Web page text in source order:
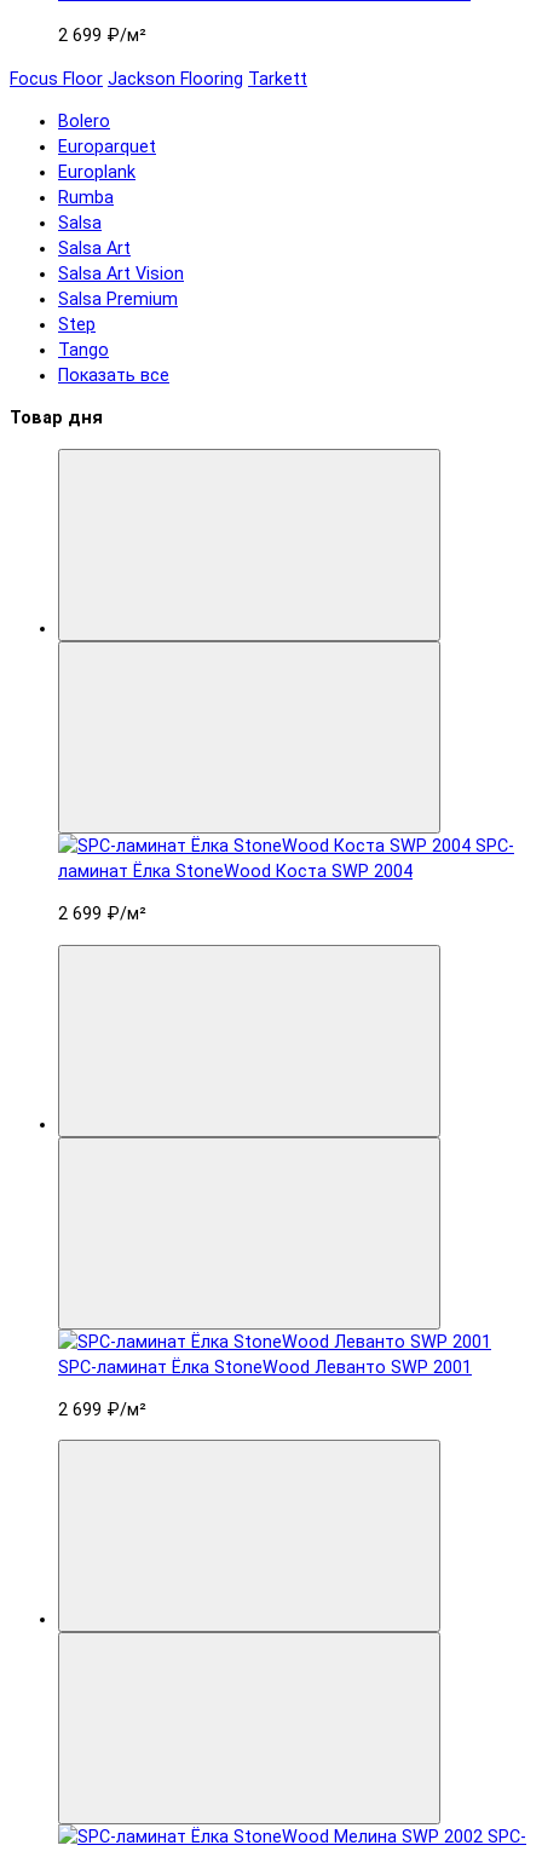
2 699 ₽/м²
Focus Floor Jackson Flooring Tarkett
Bolero
Europarquet
Europlank
Rumba
Salsa
Salsa Art
Salsa Art Vision
Salsa Premium
Step
Tango
Показать все
Товар дня
SPC-
ламинат Ëлка StoneWood Коста SWP 2004
2 699 ₽/м²
SPC-ламинат Ëлка StoneWood Леванто SWP 2001
2 699 ₽/м²
SPC-